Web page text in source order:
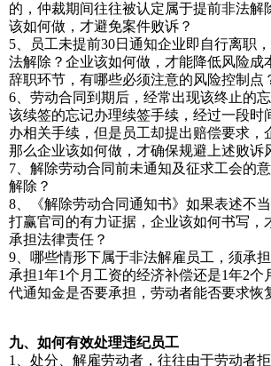
的，仲裁期间往往被认定属于提前非法解
该如何做，才避免案件败诉？
5、员工未提前30日通知企业即自行离职
法解除？企业该如何做，才能降低风险成
辞职环节，有哪些必须注意的风险控制点
6、劳动合同到期后，经常出现该终止的
该续签的忘记办理续签手续，经过一段时
办相关手续，但是员工却提出赔偿要求，
那么企业该如何做，才确保规避上述败诉
7、解除劳动合同前未通知及征求工会的
解除？
8、《解除劳动合同通知书》如果表述不
打赢官司的有力证据，企业该如何书写，
承担法律责任？
9、哪些情形下属于非法解雇员工，须承
承担1年1个月工资的经济补偿还是1年2个
代通知金是否要承担，劳动者能否要求恢
九、如何有效处理违纪员工
1、处分、解雇劳动者，往往由于劳动者